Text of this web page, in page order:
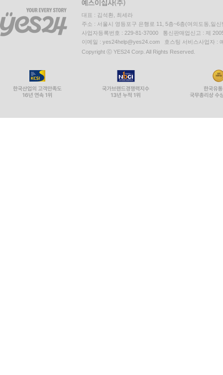
대표 : 김석환, 최세라
주소 : 서울시 영등포구 은행로 11, 5층~6층(여의도동,일신
사업자등록번호 : 229-81-37000 통신판매업신고 : 제
이메일 : yes24help@yes24.com 호스팅 서비스사업자 :
Copyright ⓒ YES24 Corp. All Rights Reserved.